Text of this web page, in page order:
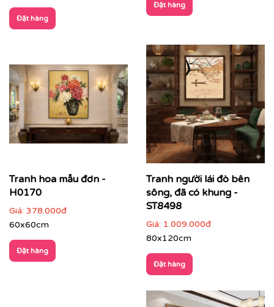
Tranh Indochine phù hợp với nhiều loại không gian:
: tạo điểm nhấn sang trọng, ấm áp, dễ
thu hút ánh nhìn ngay từ cửa ra vào.
Đặt hàng
Đặt hàng
Tranh hoa mẫu đơn -
H0170
Giá: 378.000đ
60x60cm
Đặt hàng
Tranh người lái đò bên
sông, đã có khung -
ST8498
Giá: 1.009.000đ
80x120cm
Đặt hàng